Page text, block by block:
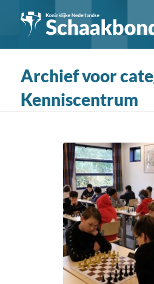
Archief voor
Kenniscentrum